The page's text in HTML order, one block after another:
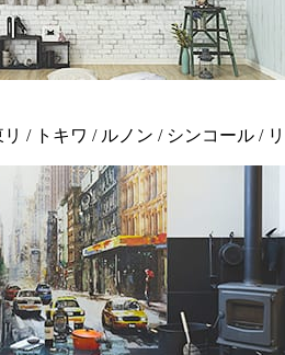
/ トキワ / ルノン / シンコール /